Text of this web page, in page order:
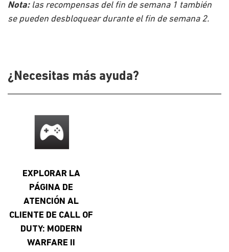
Nota:las recompensas del fin de semana 1 también
se pueden desbloquear durante el fin de semana 2.
¿Necesitas más ayuda?
EXPLORAR LA
PÁGINA DE
ATENCIÓN AL
CLIENTE DE CALL OF
DUTY: MODERN
WARFARE II